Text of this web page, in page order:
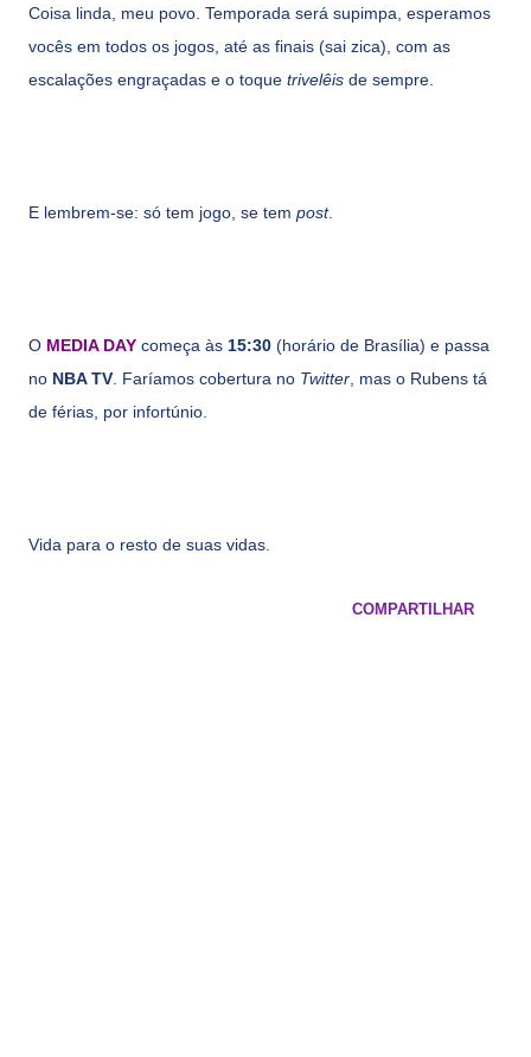
Coisa linda, meu povo. Temporada será supimpa, esperamos
vocês em todos os jogos, até as finais (sai zica), com as
escalações engraçadas e o toque trivelêis de sempre.
E lembrem-se: só tem jogo, se tem post.
O MEDIA DAY começa às 15:30 (horário de Brasília) e passa
no NBA TV . Faríamos cobertura no Twitter , mas o Rubens tá
de férias, por infortúnio.
Vida para o resto de suas vidas.
COMPARTILHAR